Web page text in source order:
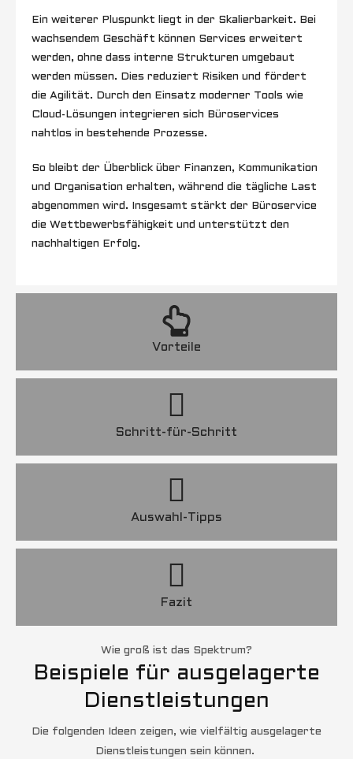
Vorteile
Schritt-für-Schritt
Auswahl-Tipps
Fazit
Ein weiterer Pluspunkt liegt in der Skalierbarkeit. Bei
wachsendem Geschäft können Services erweitert
werden, ohne dass interne Strukturen umgebaut
werden müssen. Dies reduziert Risiken und fördert
die Agilität. Durch den Einsatz moderner Tools wie
Cloud-Lösungen integrieren sich Büroservices
nahtlos in bestehende Prozesse.
So bleibt der Überblick über Finanzen, Kommunikation
und Organisation erhalten, während die tägliche Last
abgenommen wird. Insgesamt stärkt der Büroservice
die Wettbewerbsfähigkeit und unterstützt den
nachhaltigen Erfolg.
Wie groß ist das Spektrum?
Beispiele für ausgelagerte
Dienstleistungen
Die folgenden Ideen zeigen, wie vielfältig ausgelagerte
Dienstleistungen sein können.